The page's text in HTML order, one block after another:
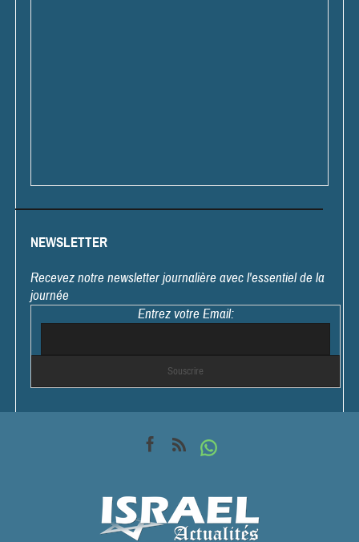
NEWSLETTER
Recevez notre newsletter journalière avec l'essentiel de la
journée
Entrez votre Email: